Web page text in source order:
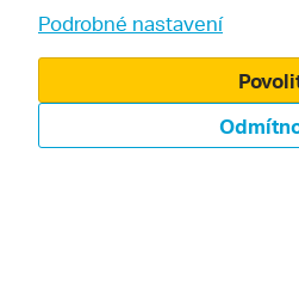
Rady na cestu
Podrobné nastavení